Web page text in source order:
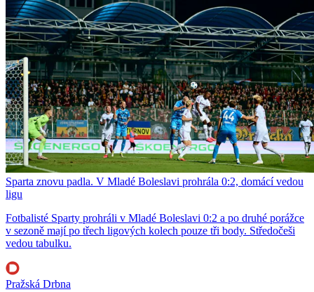
Sparta znovu padla. V Mladé Boleslavi prohrála 0:2, domácí vedou
ligu
Fotbalisté Sparty prohráli v Mladé Boleslavi 0:2 a po druhé porážce
v sezoně mají po třech ligových kolech pouze tři body. Středočeši
vedou tabulku.
Pražská Drbna